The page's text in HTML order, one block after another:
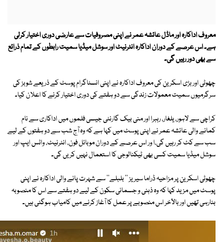
معروف اداکارہ اور ماڈل عائشہ عمر نے اپنی مصروفیات سے عارضی دوری اختیار کرلی
ہے۔ اس عرصے کے دوران اداکارہ انٹرنیٹ اور سوشل میڈیا سمیت رابطوں کے تمام ذرائع
سے بھی دور رہیں گی۔
چھوٹی اور بڑی اسکرین کی معروف اداکارہ نے اپنی انسٹاگرام پوسٹ کے ذریعے شوبز کی
سرگرمیوں سمیت معمولات زندگی سے دو ہفتے کی دوری اختیار کرنے کا اعلان کیا۔
کراچی سے لاہور، یلغار، رہبرا اور منی بیک گارنٹی جیسی فلموں میں اداکاری سے نام
کمانے والی عائشہ عمر نے اپنی پوسٹ میں کہا ہے کہ وہ آج شب سے دو ہفتوں کے لیے
سب سے کٹ کر رہیں گی،ا ور اس عرصے کے دوران موبائل فون، انٹرنیٹ، واٹس ایپ اور
سوشل میڈیا سمیت کسی بھی ٹیکنالوجی کا استعمال نہیں کریں گی۔
چھوٹی اسکرین پر مزاحیہ ڈراما سیریز '' بلبلے'' سے شہرت پانے والی اداکارہ نے اپنی
پوسٹ میں مزید کہا کہ وہ ذہنی و جسمانی سکون کے لیے دو ہفتے سے اس کا منصوبہ
بنارہی تھیں اور بالآخر اس منصوبے پر عمل کا آغاز کرنے میں کامیاب ہوگئی ہیں۔